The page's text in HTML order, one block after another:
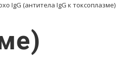
IgG (антитела IgG к токсоплазме)